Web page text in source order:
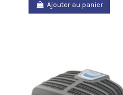
Ajouter au panier